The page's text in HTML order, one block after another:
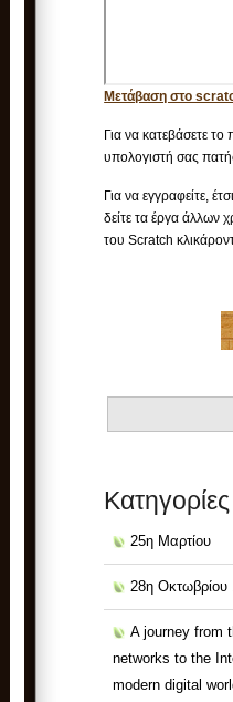
Μετάβαση στο
Για να κατεβάσετε
υπολογιστή σας
Για να εγγραφείτε,
δείτε τα έργα άλλων
του Scratch
Kατηγορίες
25η Μαρτίου
28η Οκτωβρίου
A journey from
networks to the
modern digital